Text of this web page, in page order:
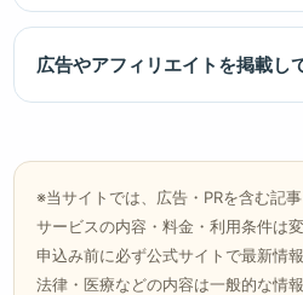
広告やアフィリエイトを掲載し
※当サイトでは、広告・PRを含む記
サービスの内容・料金・利用条件は
申込み前に必ず公式サイトで最新情
法律・医療などの内容は一般的な情